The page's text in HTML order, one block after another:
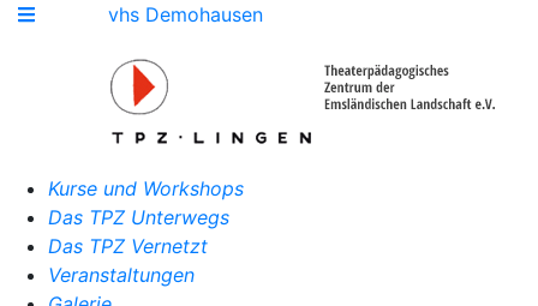
vhs Demohausen
Kurse und Workshops
Das TPZ Unterwegs
Das TPZ Vernetzt
Veranstaltungen